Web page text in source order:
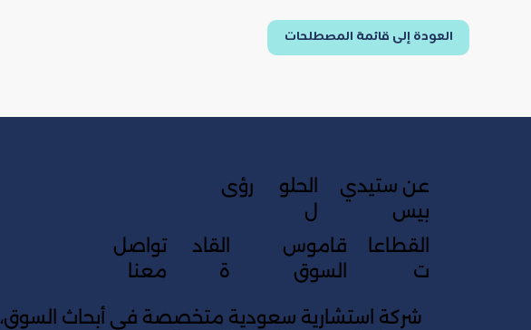
العودة إلى قائمة المصطلحات
رؤى
الحلو
ل
عن ستيدي
بيس
تواصل
معنا
القاد
ة
قاموس
السوق
القطاعا
ت
شركة استشارية سعودية متخصصة في أبحاث السوق،